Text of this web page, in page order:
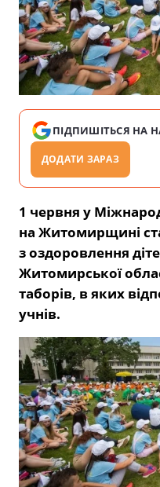
ПІДПИШІТЬСЯ НА
ДОДАТИ ЗАРАЗ
1 червня у
на Житомирщині
з оздоровлення
Житомирської
таборів, в яких
учнів.